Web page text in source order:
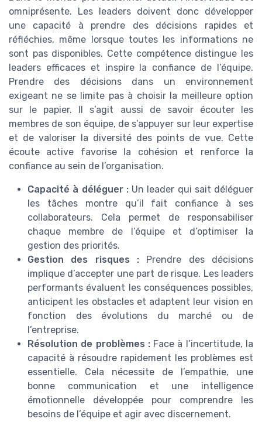
omniprésente. Les leaders doivent donc développer
une capacité à prendre des décisions rapides et
réfléchies, même lorsque toutes les informations ne
sont pas disponibles. Cette compétence distingue les
leaders efficaces et inspire la confiance de l’équipe.
Prendre des décisions dans un environnement
exigeant ne se limite pas à choisir la meilleure option
sur le papier. Il s’agit aussi de savoir écouter les
membres de son équipe, de s’appuyer sur leur expertise
et de valoriser la diversité des points de vue. Cette
écoute active favorise la cohésion et renforce la
confiance au sein de l’organisation.
Capacité à déléguer :Un leader qui sait déléguer
les tâches montre qu’il fait confiance à ses
collaborateurs. Cela permet de responsabiliser
chaque membre de l’équipe et d’optimiser la
gestion des priorités.
Gestion des risques : Prendre des décisions
implique d’accepter une part de risque. Les leaders
performants évaluent les conséquences possibles,
anticipent les obstacles et adaptent leur vision en
fonction des évolutions du marché ou de
l’entreprise.
Résolution de problèmes :Face à l’incertitude, la
capacité à résoudre rapidement les problèmes est
essentielle. Cela nécessite de l’empathie, une
bonne communication et une intelligence
émotionnelle développée pour comprendre les
besoins de l’équipe et agir avec discernement.